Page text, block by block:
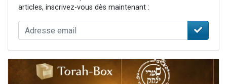
articles, inscrivez-vous dès maintenant :